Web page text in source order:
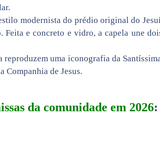
modernista do prédio original do
e concreto e vidro, a capela une
uma iconografia da
Companhia de Jesus.
da comunidade em 2026: